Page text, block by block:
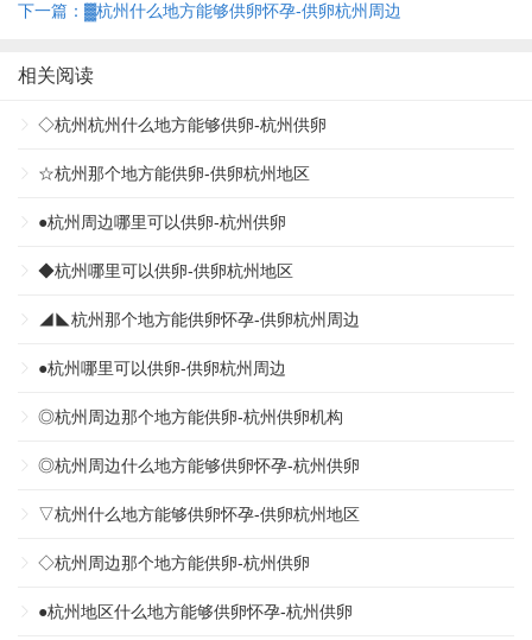
下一篇：▓杭州什么地方能够供卵怀孕-供卵杭州周边
相关阅读
◇杭州杭州什么地方能够供卵-杭州供卵
☆杭州那个地方能供卵-供卵杭州地区
●杭州周边哪里可以供卵-杭州供卵
◆杭州哪里可以供卵-供卵杭州地区
◢◣杭州那个地方能供卵怀孕-供卵杭州周边
●杭州哪里可以供卵-供卵杭州周边
◎杭州周边那个地方能供卵-杭州供卵机构
◎杭州周边什么地方能够供卵怀孕-杭州供卵
▽杭州什么地方能够供卵怀孕-供卵杭州地区
◇杭州周边那个地方能供卵-杭州供卵
●杭州地区什么地方能够供卵怀孕-杭州供卵